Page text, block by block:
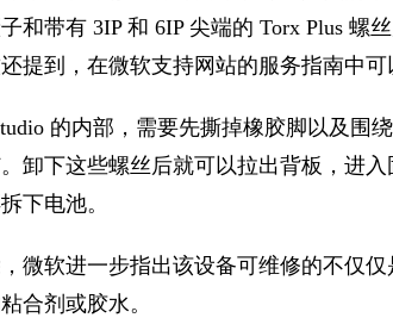
和带有 3IP 和 6IP 尖端的 Torx Plus 螺
提到，在微软支持网站的服务指南中可
的内部，需要先撕掉橡胶脚以及围
卸下这些螺丝后就可以拉出背板，进
下电池。
微软进一步指出该设备可维修的不仅
合剂或胶水。